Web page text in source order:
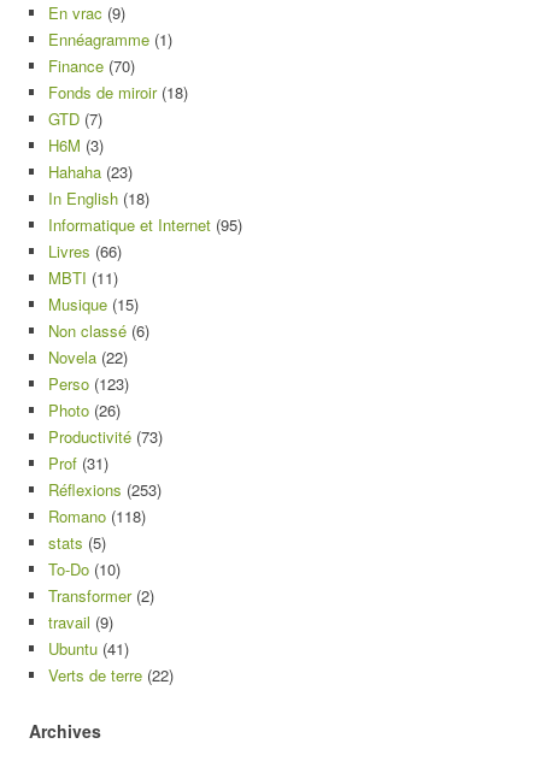
En vrac (9)
Ennéagramme (1)
Finance (70)
Fonds de miroir(18)
GTD (7)
H6M (3)
Hahaha (23)
In English (18)
Informatique et Internet (95)
Livres (66)
MBTI (11)
Musique (15)
Non classé (6)
Novela (22)
Perso (123)
Photo (26)
Productivité (73)
Prof (31)
Réflexions (253)
Romano (118)
stats (5)
To-Do (10)
Transformer(2)
travail (9)
Ubuntu (41)
Verts de terre (22)
Archives